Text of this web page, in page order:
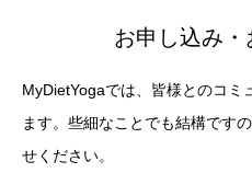
お申し込み
MyDietYogaでは、皆様とのコミ
ます。些細なことでも結構です
せください。